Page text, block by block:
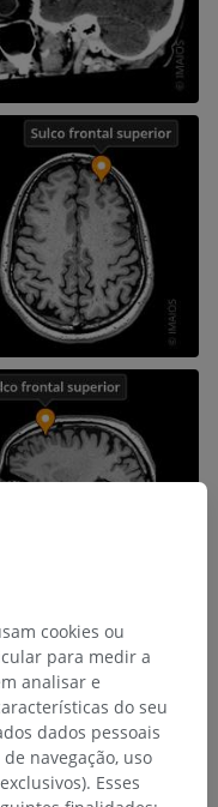
cookies ou
para medir a
analisar e
do seu
dados pessoais
navegação, uso
Esses